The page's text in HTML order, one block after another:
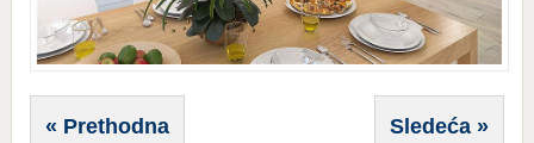
« Prethodna Sledeća »